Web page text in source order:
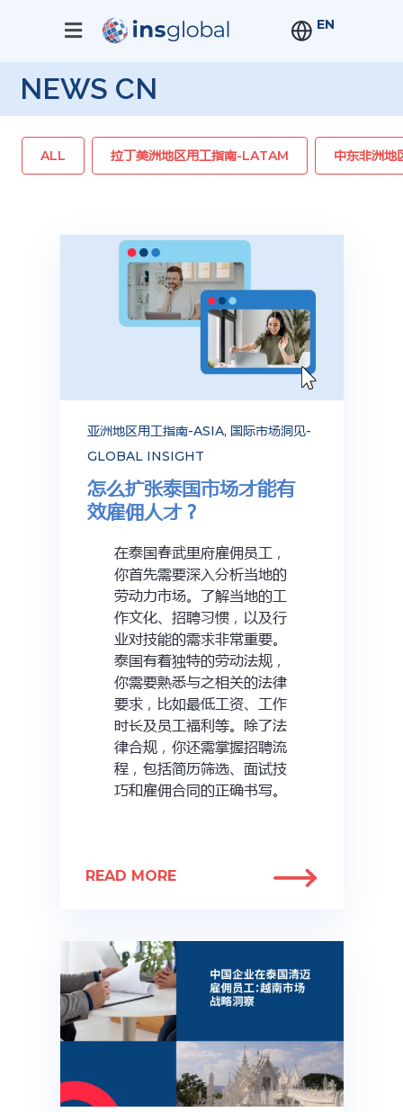
EN
NEWS CN
ALL 拉丁美洲地区用工指南-LATAM 中东非洲地
亚洲地区用工指南-ASIA, 国际市场洞见-
GLOBAL INSIGHT
怎么扩张泰国市场才能有
效雇佣人才？
在泰国春武里府雇佣员工，
你首先需要深入分析当地的
劳动力市场。了解当地的工
作文化、招聘习惯，以及行
业对技能的需求非常重要。
泰国有着独特的劳动法规，
你需要熟悉与之相关的法律
要求，比如最低工资、工作
时长及员工福利等。除了法
律合规，你还需掌握招聘流
程，包括简历筛选、面试技
巧和雇佣合同的正确书写。
READ MORE